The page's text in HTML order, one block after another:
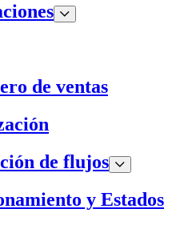
de ventas
de flujos
y Estados